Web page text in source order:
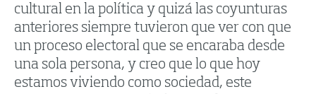
cultural en la política y quizá las coyunturas
anteriores siempre tuvieron que ver con que
un proceso electoral que se encaraba desde
una sola persona, y creo que lo que hoy
estamos viviendo como sociedad, este